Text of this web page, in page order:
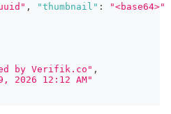
, "thumbnail" :
"<base64>"
by Verifik.co" ,
2026 12:12 AM"